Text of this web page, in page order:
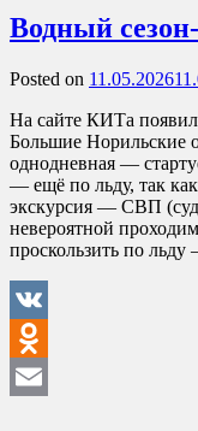
Водный
Posted on 11.05.2026
На сайте КИТа
Большие Норильские
однодневная —
— ещё по льду, так как
экскурсия — СВП
невероятной
проскользить по
VK
Odnoklassniki